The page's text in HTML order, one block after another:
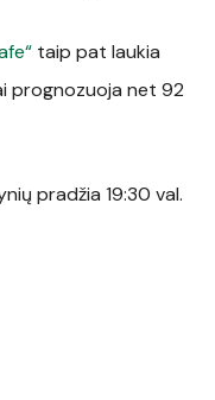
taip pat laukia
prognozuoja net 92
pradžia 19:30 val.